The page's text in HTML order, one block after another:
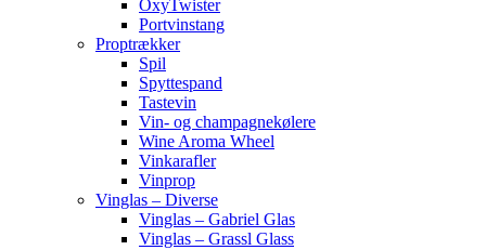
OxyTwister
Portvinstang
Proptrækker
Spil
Spyttespand
Tastevin
Vin- og champagnekølere
Wine Aroma Wheel
Vinkarafler
Vinprop
Vinglas – Diverse
Vinglas – Gabriel Glas
Vinglas – Grassl Glass